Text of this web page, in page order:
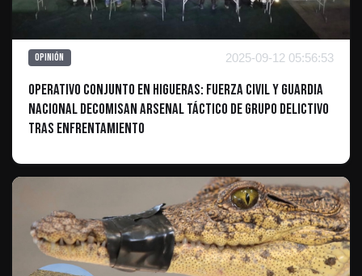
Opinión 2025-09-12 05:56:53
Operativo Conjunto en Higueras: Fuerza Civil y Guardia
Nacional Decomisan Arsenal Táctico de Grupo Delictivo
Tras Enfrentamiento